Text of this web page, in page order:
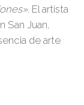
. El artista
San Juan,
de arte